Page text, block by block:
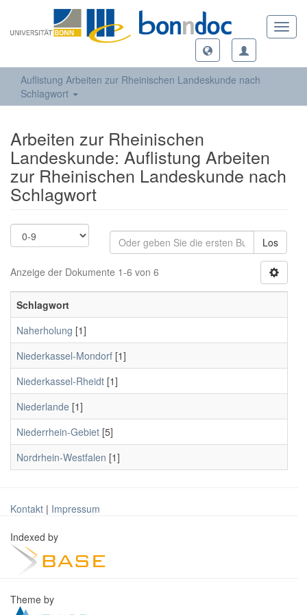
Auflistung Arbeiten zur Rheinischen Landeskunde nach
Schlagwort
Arbeiten zur Rheinischen
Landeskunde: Auflistung Arbeiten
zur Rheinischen Landeskunde nach
Schlagwort
Los
Anzeige der Dokumente 1-6 von 6
Schlagwort
Naherholung [1]
Niederkassel-Mondorf [1]
Niederkassel-Rheidt [1]
Niederlande [1]
Niederrhein-Gebiet [5]
Nordrhein-Westfalen [1]
Kontakt | Impressum
Indexed by
Theme by